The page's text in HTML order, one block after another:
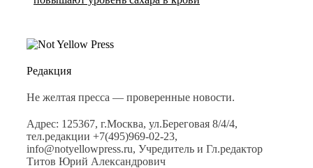
Редакция
Не желтая пресса — проверенные новости.
Адрес: 125367, г.Москва, ул.Береговая 8/4/4,
тел.редакции +7(495)969-02-23,
info@notyellowpress.ru, Учредитель и Гл.редактор
Титов Юрий Александрович